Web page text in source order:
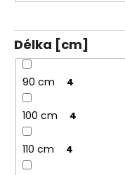
Délka [cm]
90 cm 4
100 cm 4
110 cm 4